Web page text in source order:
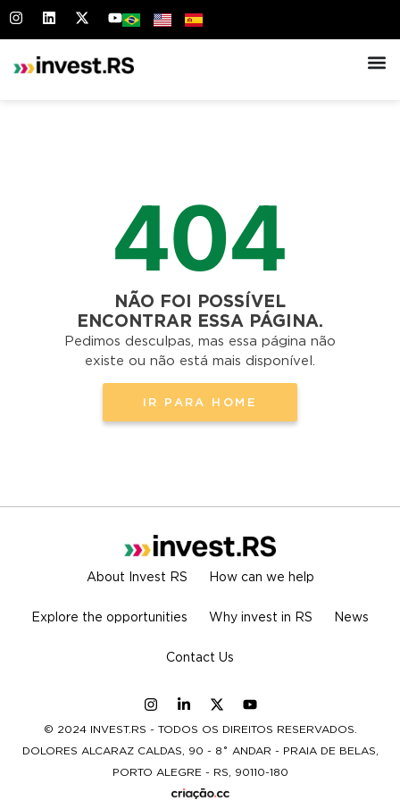
404
NÃO FOI POSSÍVEL
ENCONTRAR ESSA PÁGINA.
Pedimos desculpas, mas essa página não
existe ou não está mais disponível.
IR PARA HOME
About Invest RS How can we help
Explore the opportunities Why invest in RS News
Contact Us
© 2024 INVEST.RS - TODOS OS DIREITOS RESERVADOS.
DOLORES ALCARAZ CALDAS, 90 - 8˚ ANDAR - PRAIA DE BELAS,
PORTO ALEGRE - RS, 90110-180